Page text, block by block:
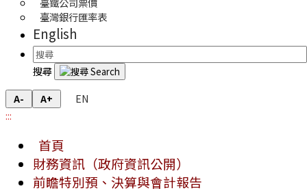
臺灣銀行匯率表
English
搜尋
A- A+
EN
:::
首頁
財務資訊（政府資訊公開）
前瞻特別預、決算與會計報告